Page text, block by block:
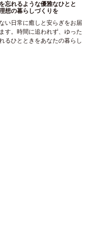
忘れるような優雅なひとと
想の暮らしづくりを
い日常に癒しと安らぎをお届
す。時間に追われず、ゆった
るひとときをあなたの暮らし